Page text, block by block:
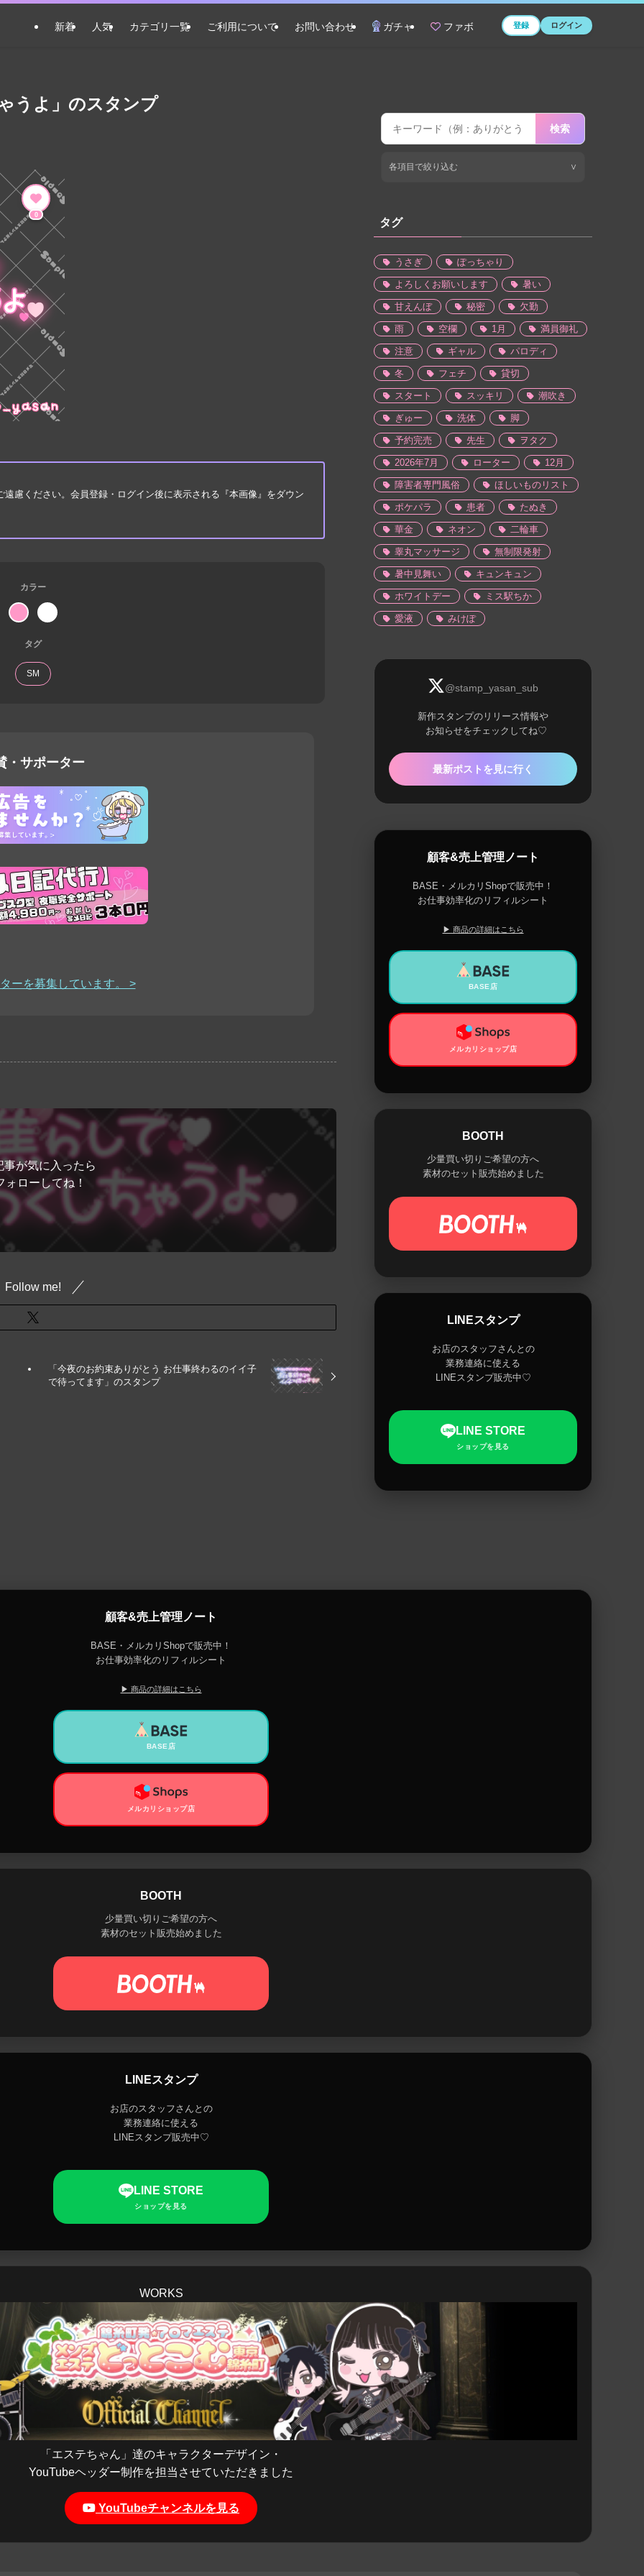
新着 人気 カテゴリ一覧 ご利用について お問い合わせ ガチャ ファボ 登録 ログイン
うよ」のスタンプ
0
慮ください。会員登録・ログイン後に表示される『本画像』をダウン
カラー
タグ
SM
・サポーター
ーを募集しています。 >
事が気に入ったら
ォローしてね！
Follow me!
「今夜のお約束ありがとう お仕事終わるのイイ子
で待ってます」のスタンプ
検索
各項目で絞り込む ∨
タグ
うさぎ ぽっちゃり
よろしくお願いします 暑い
甘えんぼ 秘密 欠勤
雨 空欄 1月 満員御礼
注意 ギャル パロディ
冬 フェチ 貸切
スタート スッキリ 潮吹き
ぎゅー 洗体 脚
予約完売 先生 ヲタク
2026年7月 ローター 12月
障害者専門風俗 ほしいものリスト
ポケパラ 患者 たぬき
華金 ネオン 二輪車
睾丸マッサージ 無制限発射
暑中見舞い キュンキュン
ホワイトデー ミス駅ちか
愛液 みけぽ
@stamp_yasan_sub
新作スタンプのリリース情報や
お知らせをチェックしてね♡
最新ポストを見に行く
顧客&売上管理ノート
BASE・メルカリShopで販売中！
お仕事効率化のリフィルシート
▶ 商品の詳細はこちら
BASE店
メルカリショップ店
BOOTH
少量買い切りご希望の方へ
素材のセット販売始めました
LINEスタンプ
お店のスタッフさんとの
業務連絡に使える
LINEスタンプ販売中♡
LINE STORE
ショップを見る
顧客&売上管理ノート
BASE・メルカリShopで販売中！
お仕事効率化のリフィルシート
▶ 商品の詳細はこちら
BASE店
メルカリショップ店
BOOTH
少量買い切りご希望の方へ
素材のセット販売始めました
LINEスタンプ
お店のスタッフさんとの
業務連絡に使える
LINEスタンプ販売中♡
LINE STORE
ショップを見る
WORKS
「エステちゃん」達のキャラクターデザイン・
YouTubeヘッダー制作を担当させていただきました
YouTubeチャンネルを見る